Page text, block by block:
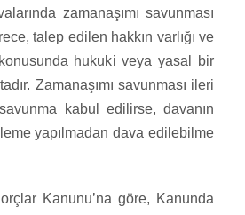
zamanaşımı savunması
talep edilen hakkın varlığı ve
hukuki veya yasal bir
Zamanaşımı savunması ileri
kabul edilirse, davanın
yapılmadan dava edilebilme
Kanunu’na göre, Kanunda